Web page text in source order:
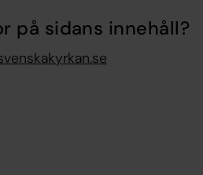
på sidans innehåll?